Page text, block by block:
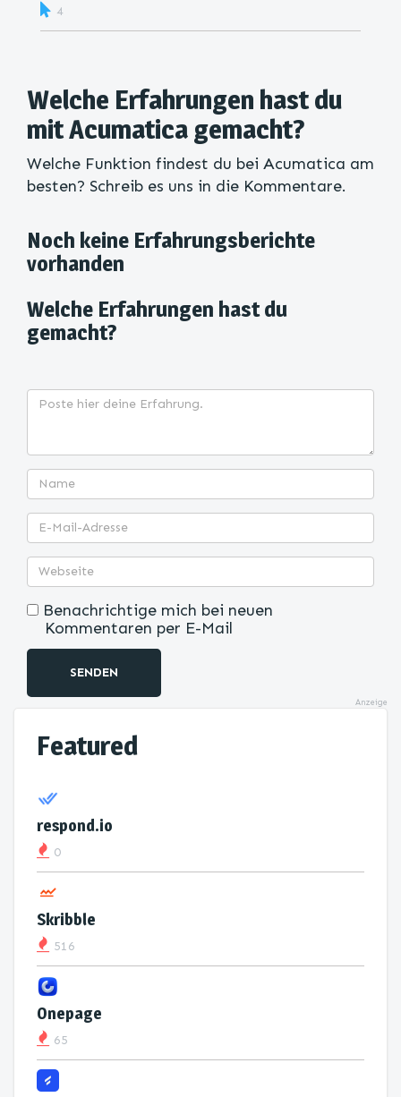
4
Welche Erfahrungen hast du
mit Acumatica gemacht?
Welche Funktion findest du bei Acumatica am
besten? Schreib es uns in die Kommentare.
Noch keine Erfahrungsberichte
vorhanden
Welche Erfahrungen hast du
gemacht?
Benachrichtige mich bei neuen
Kommentaren per E-Mail
SENDEN
Anzeige
Featured
respond.io
0
Skribble
516
Onepage
65